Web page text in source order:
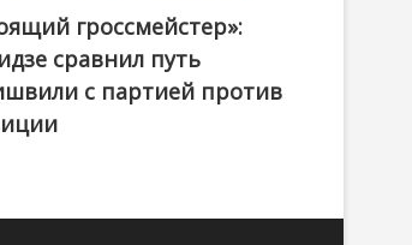
ოცნება / Georgian Dream
гроссмейстер»:
сравнил путь
с партией против